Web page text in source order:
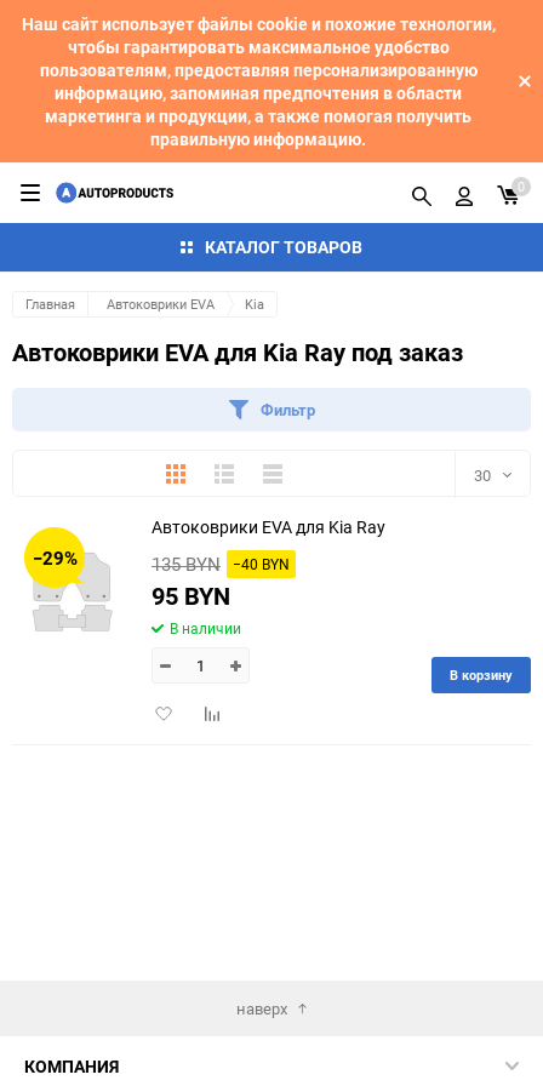
Наш сайт использует файлы cookie и похожие технологии,
чтобы гарантировать максимальное удобство
пользователям, предоставляя персонализированную
информацию, запоминая предпочтения в области
маркетинга и продукции, а также помогая получить
правильную информацию.
КАТАЛОГ ТОВАРОВ
0
Главная Автоковрики EVA Kia
Автоковрики EVA для Kia Ray под заказ
Фильтр
ПлиткаПодробноКомпактно 30
150
−29%
Автоковрики EVA для Kia Ray
135 BYN −40 BYN
95 BYN
В наличии
ДобавитьДобавить
В корзину
наверх
КОМПАНИЯ